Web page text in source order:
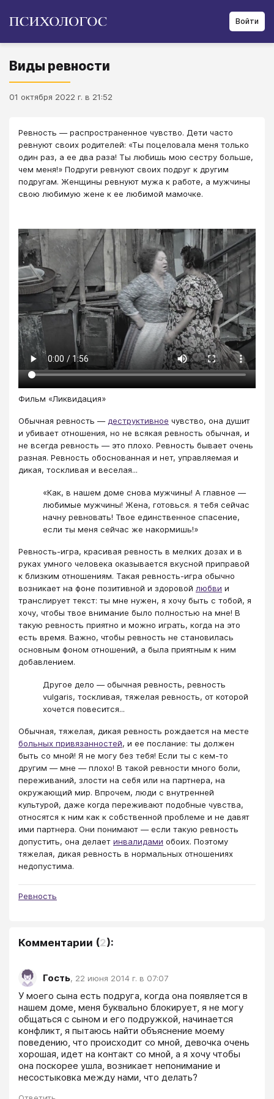
Войти
Виды ревности
01 октября 2022 г. в 21:52
Ревность — распространенное чувство. Дети часто
ревнуют своих родителей: «Ты поцеловала меня только
один раз, а ее два раза! Ты любишь мою сестру больше,
чем меня!» Подруги ревнуют своих подруг к другим
подругам. Женщины ревнуют мужа к работе, а мужчины
свою любимую жене к ее любимой мамочке.
Фильм «Ликвидация»
Обычная ревность —деструктивное чувство, она душит
и убивает отношения, но не всякая ревность обычная, и
не всегда ревность — это плохо. Ревность бывает очень
разная. Ревность обоснованная и нет, управляемая и
дикая, тоскливая и веселая...
«Как, в нашем доме снова мужчины! А главное —
любимые мужчины! Жена, готовься. я тебя сейчас
начну ревновать! Твое единственное спасение,
если ты меня сейчас же накормишь!»
Ревность-игра, красивая ревность в мелких дозах и в
руках умного человека оказывается вкусной приправой
к близким отношениям. Такая ревность-игра обычно
возникает на фоне позитивной и здоровой любви и
транслирует текст: ты мне нужен, я хочу быть с тобой, я
хочу, чтобы твое внимание было полностью на мне! В
такую ревность приятно и можно играть, когда на это
есть время. Важно, чтобы ревность не становилась
основным фоном отношений, а была приятным к ним
добавлением.
Другое дело — обычная ревность, ревность
vulgaris, тоскливая, тяжелая ревность, от которой
хочется повесится...
Обычная, тяжелая, дикая ревность рождается на месте
больных привязанностей, и ее послание: ты должен
быть со мной! Я не могу без тебя! Если ты с кем-то
другим — мне — плохо! В такой ревности много боли,
переживаний, злости на себя или на партнера, на
окружающий мир. Впрочем, люди с внутренней
культурой, даже когда переживают подобные чувства,
относятся к ним как к собственной проблеме и не давят
ими партнера. Они понимают — если такую ревность
допустить, она делает инвалидами обоих. Поэтому
тяжелая, дикая ревность в нормальных отношениях
недопустима.
Ревность
Комментарии (2):
Гость, 22 июня 2014 г. в 07:07
У моего сына есть подруга, когда она появляется в
нашем доме, меня буквально блокирует, я не могу
общаться с сыном и его подружкой, начинается
конфликт, я пытаюсь найти объяснение моему
поведению, что происходит со мной, девочка очень
хорошая, идет на контакт со мной, а я хочу чтобы
она поскорее ушла, возникает непонимание и
несостыковка между нами, что делать?